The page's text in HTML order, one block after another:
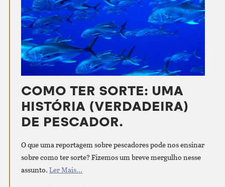
COMO TER SORTE: UMA
HISTÓRIA (VERDADEIRA)
DE PESCADOR.
O que uma reportagem sobre pescadores pode nos ensinar
sobre como ter sorte? Fizemos um breve mergulho nesse
assunto.Ler Mais...